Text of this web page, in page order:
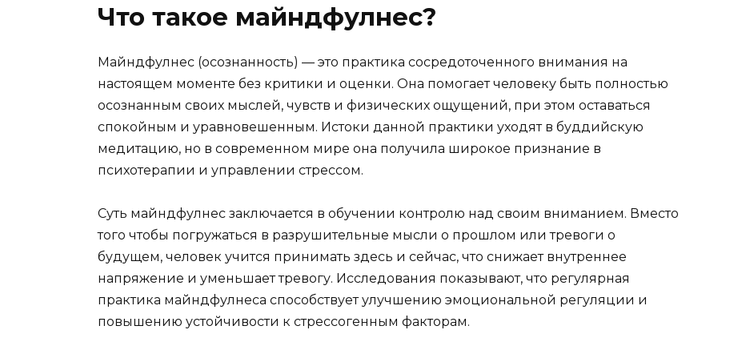
Что такое майндфулнес?
Майндфулнес (осознанность) — это практика сосредоточенного внимания на
настоящем моменте без критики и оценки. Она помогает человеку быть полностью
осознанным своих мыслей, чувств и физических ощущений, при этом оставаться
спокойным и уравновешенным. Истоки данной практики уходят в буддийскую
медитацию, но в современном мире она получила широкое признание в
психотерапии и управлении стрессом.
Суть майндфулнес заключается в обучении контролю над своим вниманием. Вместо
того чтобы погружаться в разрушительные мысли о прошлом или тревоги о
будущем, человек учится принимать здесь и сейчас, что снижает внутреннее
напряжение и уменьшает тревогу. Исследования показывают, что регулярная
практика майндфулнеса способствует улучшению эмоциональной регуляции и
повышению устойчивости к стрессогенным факторам.